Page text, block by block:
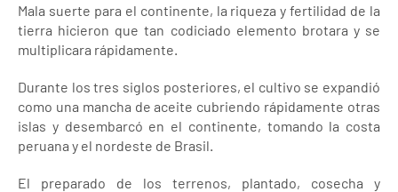
Mala suerte para el continente, la riqueza y fertilidad de la
tierra hicieron que tan codiciado elemento brotara y se
multiplicara rápidamente.
Durante los tres siglos posteriores, el cultivo se expandió
como una mancha de aceite cubriendo rápidamente otras
islas y desembarcó en el continente, tomando la costa
peruana y el nordeste de Brasil.
El preparado de los terrenos, plantado, cosecha y